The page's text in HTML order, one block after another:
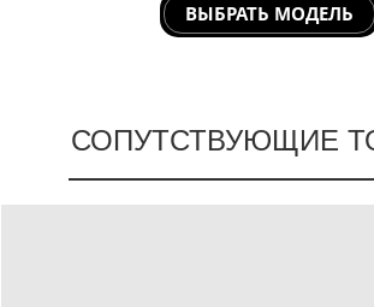
ВЫБРАТЬ МОДЕЛЬ
СОПУТСТВУЮЩИЕ